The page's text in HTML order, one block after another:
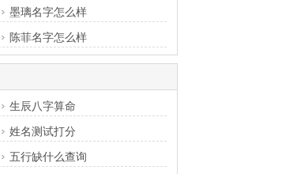
墨璃名字怎么样
陈菲名字怎么样
生辰八字算命
姓名测试打分
五行缺什么查询